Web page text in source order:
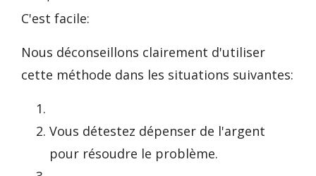
C'est facile:
Nous déconseillons clairement d'utiliser
cette méthode dans les situations suivantes:
Vous détestez dépenser de l'argent
pour résoudre le problème.